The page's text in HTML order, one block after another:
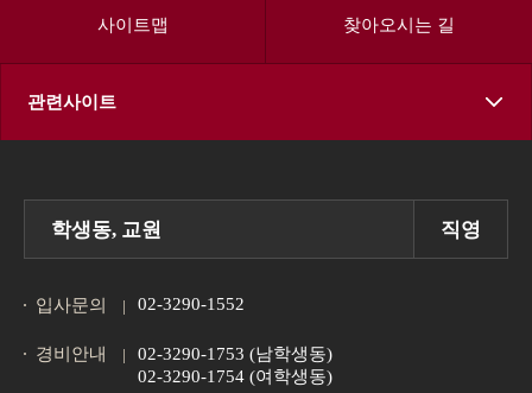
사이트맵 찾아오시는 길
관련사이트
학생동, 교원 직영
입사문의 02-3290-1552
경비안내
02-3290-1753 (남학생동)
02-3290-1754 (여학생동)